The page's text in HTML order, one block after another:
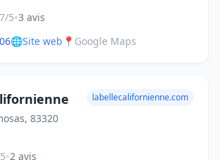
5•3 avis
🌐Site web 📍 Google Maps
83320
labellecalifornienne.com
•2 avis